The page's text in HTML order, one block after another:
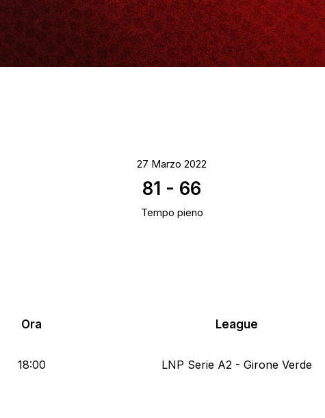
27 Marzo 2022
81 - 66
Tempo pieno
Ora League
18:00 LNP Serie A2 - Girone Verde